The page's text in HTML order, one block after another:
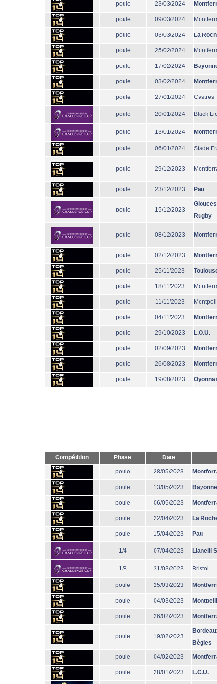
poule 23/03/2024
poule 09/03/2024
poule 03/03/2024 La
poule 25/02/2024
poule 17/02/2024
poule 03/02/2024
poule 27/01/2024 Castres
poule 20/01/2024 Black
poule 13/01/2024
poule 06/01/2024 Stade
poule 29/12/2023
poule 23/12/2023 Pau
poule 15/12/2023
Rugby
poule 08/12/2023
poule 02/12/2023
poule 25/11/2023
poule 18/11/2023
poule 11/11/2023
poule 04/11/2023
poule 29/10/2023 L.O.U.
poule 02/09/2023
poule 26/08/2023
poule 19/08/2023
Compétition Phase Date
poule 28/05/2023
poule 13/05/2023 Bayonne
poule 06/05/2023
poule 22/04/2023 La
poule 15/04/2023 Pau
1/4 07/04/2023 Llanelli
1/8 31/03/2023 Bristol
poule 25/03/2023
poule 04/03/2023
poule 26/02/2023
poule 19/02/2023
Bègles
poule 04/02/2023
poule 28/01/2023 L.O.U.